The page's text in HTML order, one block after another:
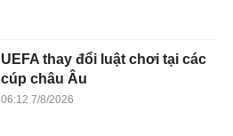
UEFA thay đổi luật chơi tại các
cúp châu Âu
06:12 7/8/2026